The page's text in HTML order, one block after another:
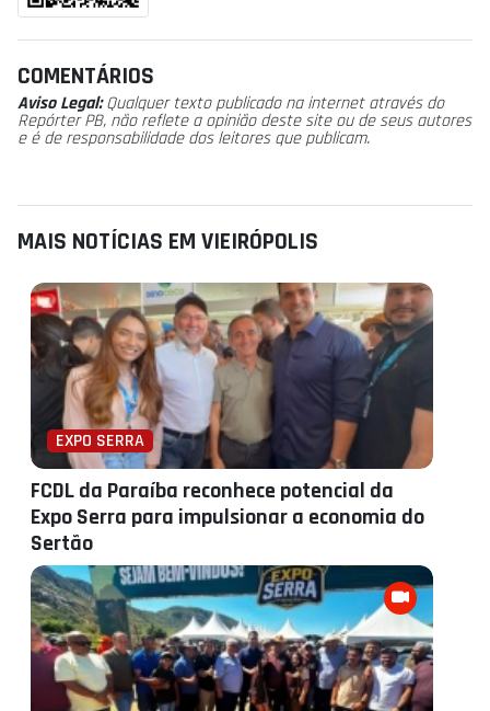
COMENTÁRIOS
Aviso Legal:Qualquer texto publicado na internet através do
Repórter PB, não reflete a opinião deste site ou de seus autores
e é de responsabilidade dos leitores que publicam.
MAIS NOTÍCIAS EM VIEIRÓPOLIS
EXPO SERRA
FCDL da Paraíba reconhece potencial da
Expo Serra para impulsionar a economia do
Sertão